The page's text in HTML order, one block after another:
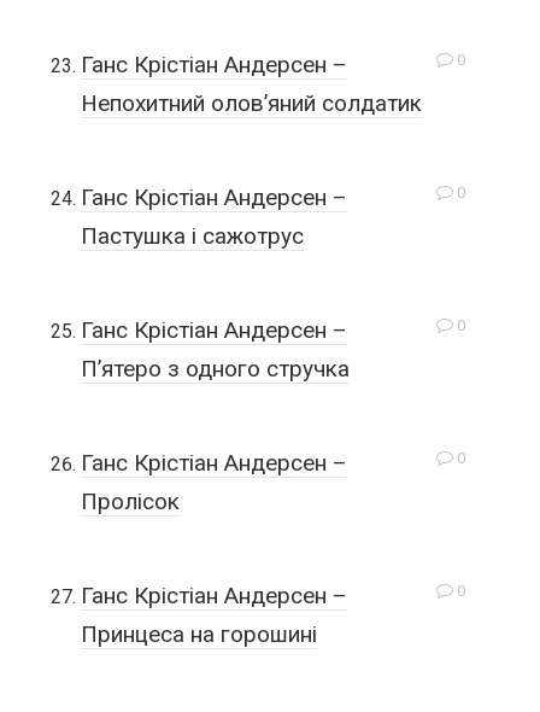
0
Ганс Крістіан Андерсен –
Непохитний олов’яний солдатик
0
Ганс Крістіан Андерсен –
Пастушка і сажотрус
0
Ганс Крістіан Андерсен –
П’ятеро з одного стручка
0
Ганс Крістіан Андерсен –
Пролісок
0
Ганс Крістіан Андерсен –
Принцеса на горошині